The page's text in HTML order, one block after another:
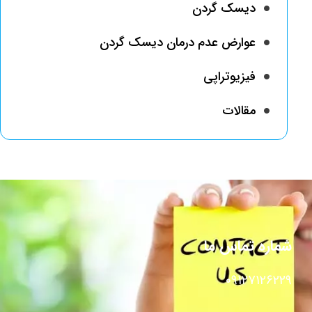
دیسک گردن
عوارض عدم درمان دیسک گردن
فیزیوتراپی
مقالات
شماره تماس ما
۰۹۱۲۷۱۲۶۲۲۹